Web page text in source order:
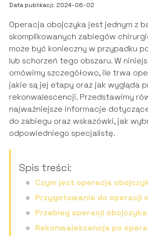
Data publikacji: 2024-08-02
Operacja obojczyka jest jednym z
skomplikowanych zabiegów
może być konieczny w przypadku
lub schorzeń tego obszaru. W
omówimy szczegółowo, ile trwa
jakie są jej etapy oraz jak wygląda
rekonwalescencji. Przedstawimy
najważniejsze informacje
do zabiegu oraz wskazówki, jak
odpowiedniego specjalistę.
Spis treści:
Czym jest operacja
Przygotowanie do operacji
Przebieg operacji obojczyka
Rekonwalescencja po